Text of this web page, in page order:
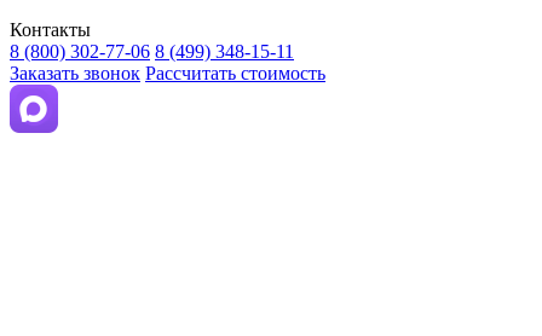
Контакты
8 (800) 302-77-06 8 (499) 348-15-11
Заказать звонок Рассчитать стоимость